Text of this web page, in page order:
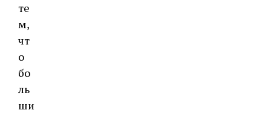
те
м,
чт
о
бо
ль
ши